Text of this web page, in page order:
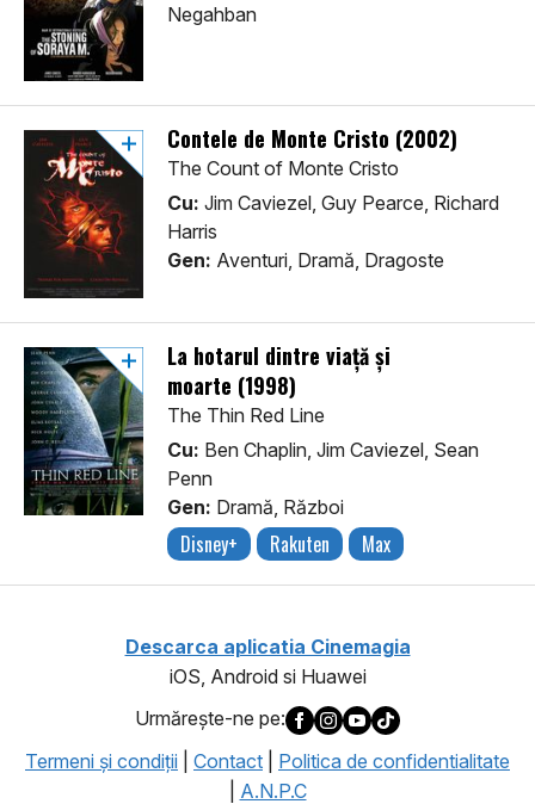
Negahban
Contele de Monte Cristo (2002)
The Count of Monte Cristo
Cu: Jim Caviezel, Guy Pearce, Richard
Harris
Gen: Aventuri, Dramă, Dragoste
La hotarul dintre viață și
moarte (1998)
The Thin Red Line
Cu: Ben Chaplin, Jim Caviezel, Sean
Penn
Gen: Dramă, Război
Disney+ Rakuten Max
Descarca aplicatia Cinemagia
iOS, Android si Huawei
Urmăreşte-ne pe:
Termeni şi condiţii
Contact
Politica de confidentialitate
A.N.P.C